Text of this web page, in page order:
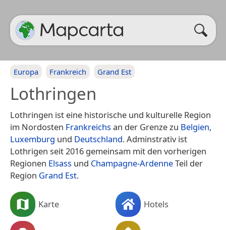
Europa Frankreich Grand Est
Lothringen
Lothringen ist eine historische und kulturelle Region
im Nordosten Frankreichsan der Grenze zu Belgien,
Luxemburg und Deutschland. Adminstrativ ist
Lothrigen seit 2016 gemeinsam mit den vorherigen
Regionen Elsass und Champagne-ArdenneTeil der
Region Grand Est.
Karte Hotels